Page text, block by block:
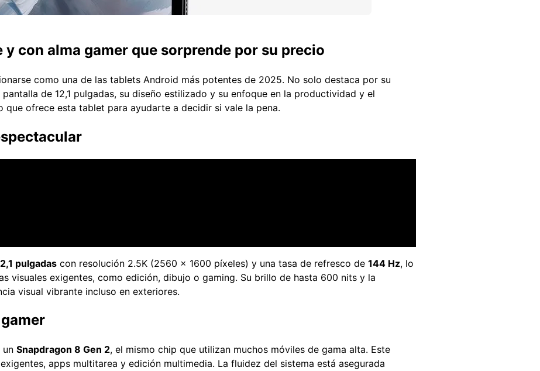
con alma gamer que sorprende por su precio
como una de las tablets Android más potentes de 2025. No solo destaca por su
de 12,1 pulgadas, su diseño estilizado y su enfoque en la productividad y el
ofrece esta tablet para ayudarte a decidir si vale la pena.
pulgadas con resolución 2.5K (2560 × 1600 píxeles) y una tasa de refresco de 144 Hz, lo
visuales exigentes, como edición, dibujo o gaming. Su brillo de hasta 600 nits y la
visual vibrante incluso en exteriores.
un Snapdragon 8 Gen 2, el mismo chip que utilizan muchos móviles de gama alta. Este
apps multitarea y edición multimedia. La fluidez del sistema está asegurada